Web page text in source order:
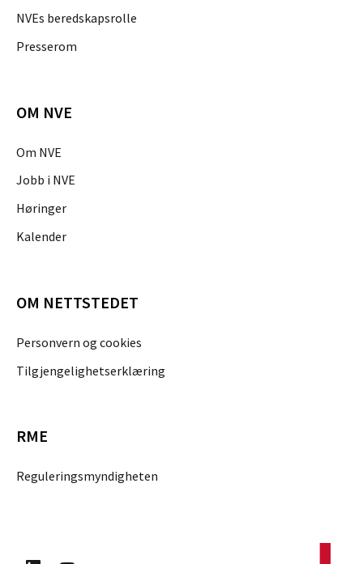
NVEs beredskapsrolle
Presserom
OM NVE
Om NVE
Jobb i NVE
Høringer
Kalender
OM NETTSTEDET
Personvern og cookies
Tilgjengelighetserklæring
RME
Reguleringsmyndigheten